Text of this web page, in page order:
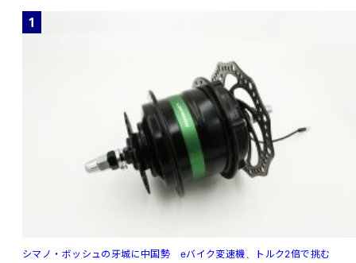
1
シマノ・ボッシュの牙城に中国勢 eバイク変速機、トルク2倍で挑む